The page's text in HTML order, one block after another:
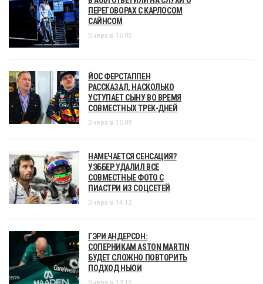
ПЕРЕГОВОРАХ С КАРЛОСОМ
САЙНСОМ
Вчера в 16:05
ЙОС ФЕРСТАППЕН
РАССКАЗАЛ, НАСКОЛЬКО
УСТУПАЕТ СЫНУ ВО ВРЕМЯ
СОВМЕСТНЫХ ТРЕК-ДНЕЙ
Вчера в 15:09
НАМЕЧАЕТСЯ СЕНСАЦИЯ?
УЭББЕР УДАЛИЛ ВСЕ
СОВМЕСТНЫЕ ФОТО С
ПИАСТРИ ИЗ СОЦСЕТЕЙ
Вчера в 14:12
ГЭРИ АНДЕРСОН:
СОПЕРНИКАМ ASTON MARTIN
БУДЕТ СЛОЖНО ПОВТОРИТЬ
ПОДХОД НЬЮИ